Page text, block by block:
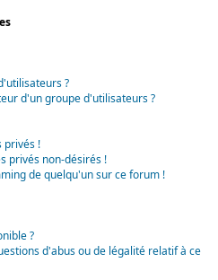
?
d'un groupe d'utilisateurs ?
privés !
privés non-désirés !
de quelqu'un sur ce forum !
?
d'abus ou de légalité relatif à ce